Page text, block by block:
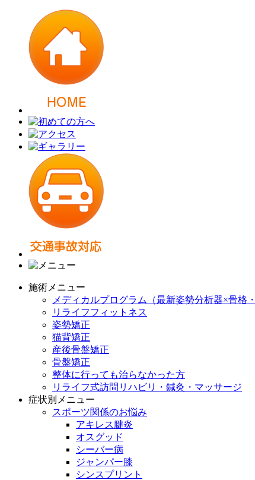
施術メニュー
メディカルプログラム（最新姿勢分析器×骨格
リライフフィットネス
姿勢矯正
猫背矯正
産後骨盤矯正
骨盤矯正
整体に行っても治らなかった方
リライフ式訪問リハビリ・鍼灸・マッサージ
症状別メニュー
スポーツ関係のお悩み
アキレス腱炎
オスグッド
シーバー病
ジャンパー膝
シンスプリント